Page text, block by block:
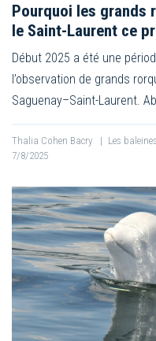
Pourquoi les grands
le Saint-Laurent ce
Début 2025 a été une
l’observation de grands
Saguenay–Saint-Laurent.
Thalia Cohen Bacry | Les
7/8/2025